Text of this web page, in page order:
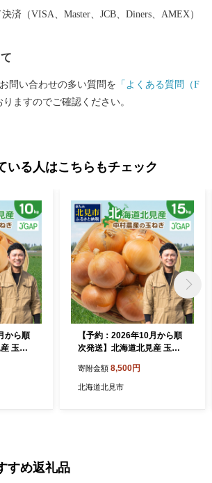
済（VISA、Master、JCB、Diners、AMEX）
問い合わせの多い質問を 「よくある質問（F
ますのでご確認ください。
いる人はこちらもチェック
から順
玉ね
Lサイ
量日本
【予約：2026年10月から順
次発送】北海道北見産 玉ね
ネギ 玉葱 玉ねぎ 甘い Lサイ
ズ 15キロ 玉ねぎ生産量日本
寄附金額 8,500円
北海道北見市
すめ返礼品